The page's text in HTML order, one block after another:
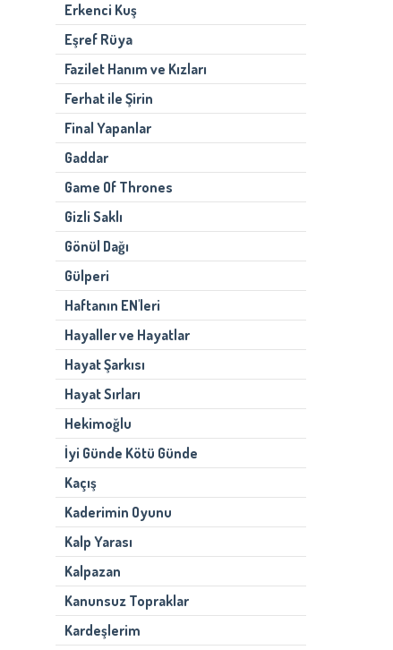
Erkenci Kuş
Eşref Rüya
Fazilet Hanım ve Kızları
Ferhat ile Şirin
Final Yapanlar
Gaddar
Game Of Thrones
Gizli Saklı
Gönül Dağı
Gülperi
Haftanın EN'leri
Hayaller ve Hayatlar
Hayat Şarkısı
Hayat Sırları
Hekimoğlu
İyi Günde Kötü Günde
Kaçış
Kaderimin Oyunu
Kalp Yarası
Kalpazan
Kanunsuz Topraklar
Kardeşlerim